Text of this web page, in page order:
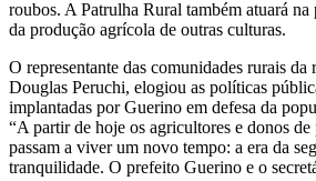
roubos. A Patrulha Rural também atuará na
da produção agrícola de outras culturas.
O representante das comunidades rurais
Douglas Peruchi, elogiou as políticas
implantadas por Guerino em defesa da
“A partir de hoje os agricultores e donos de
passam a viver um novo tempo: a era da
tranquilidade. O prefeito Guerino e o